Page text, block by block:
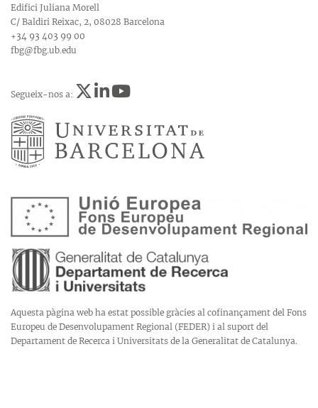
Edifici Juliana Morell
C/ Baldiri Reixac, 2, 08028 Barcelona
+34 93 403 99 00
fbg@fbg.ub.edu
Segueix-nos a:
Aquesta pàgina web ha estat possible gràcies al cofinançament del Fons
Europeu de Desenvolupament Regional (FEDER) i al suport del
Departament de Recerca i Universitats de la Generalitat de Catalunya.